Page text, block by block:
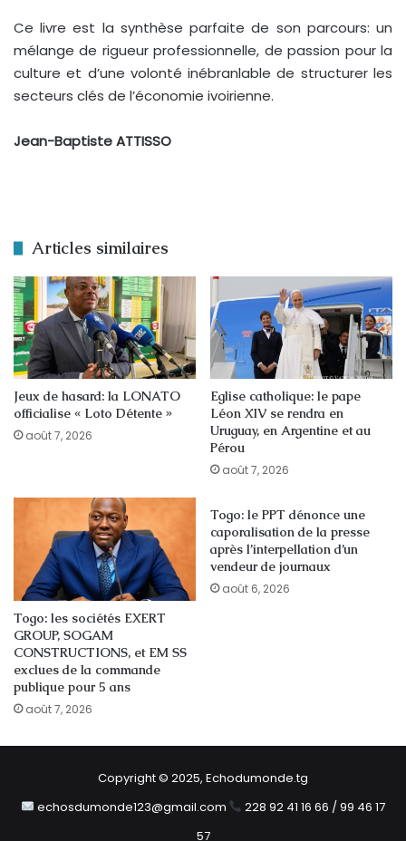
Ce livre est la synthèse parfaite de son parcours: un
mélange de rigueur professionnelle, de passion pour la
culture et d’une volonté inébranlable de structurer les
secteurs clés de l’économie ivoirienne.
Jean-Baptiste ATTISSO
Articles similaires
Jeux de hasard: la LONATO
officialise « Loto Détente »
août 7, 2026
Eglise catholique: le pape
Léon XIV se rendra en
Uruguay, en Argentine et au
Pérou
août 7, 2026
Togo: les sociétés EXERT
GROUP, SOGAM
CONSTRUCTIONS, et EM SS
exclues de la commande
publique pour 5 ans
août 7, 2026
Togo: le PPT dénonce une
caporalisation de la presse
après l’interpellation d’un
vendeur de journaux
août 6, 2026
Copyright © 2025, Echodumonde.tg
echosdumonde123@gmail.com
228 92 41 16 66 / 99 46 17
57